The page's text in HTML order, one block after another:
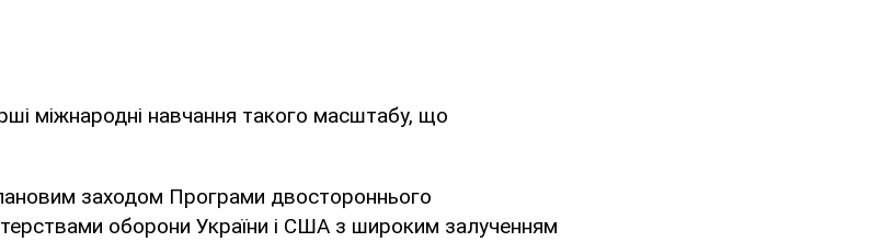
міжнародні навчання такого масштабу, що
заходом Програми двостороннього
оборони України і США з широким залученням